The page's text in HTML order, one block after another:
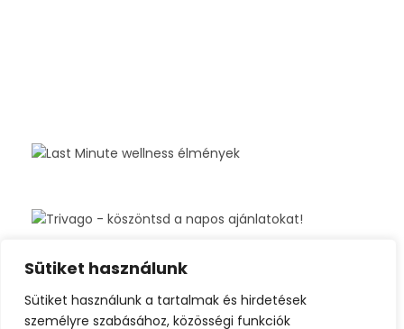
Sütiket használunk
Sütiket használunk a tartalmak és hirdetések
személyre szabásához, közösségi funkciók